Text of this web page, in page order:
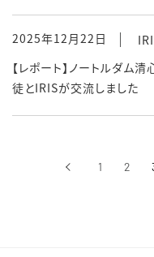
2025年12月22日
【レポート】ノートルダム
徒とIRISが交流しました
‹前へ 1 2